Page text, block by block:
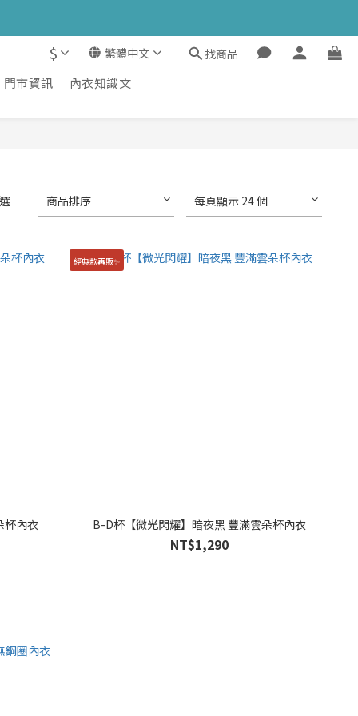
$ 繁體中文 找商品
門市資訊 內衣知識文
商品排序 每頁顯示 24 個
杯內衣
經典款再販✨
B-D杯【微光閃耀】暗夜黑 豐滿雲朵杯內衣
NT$1,290